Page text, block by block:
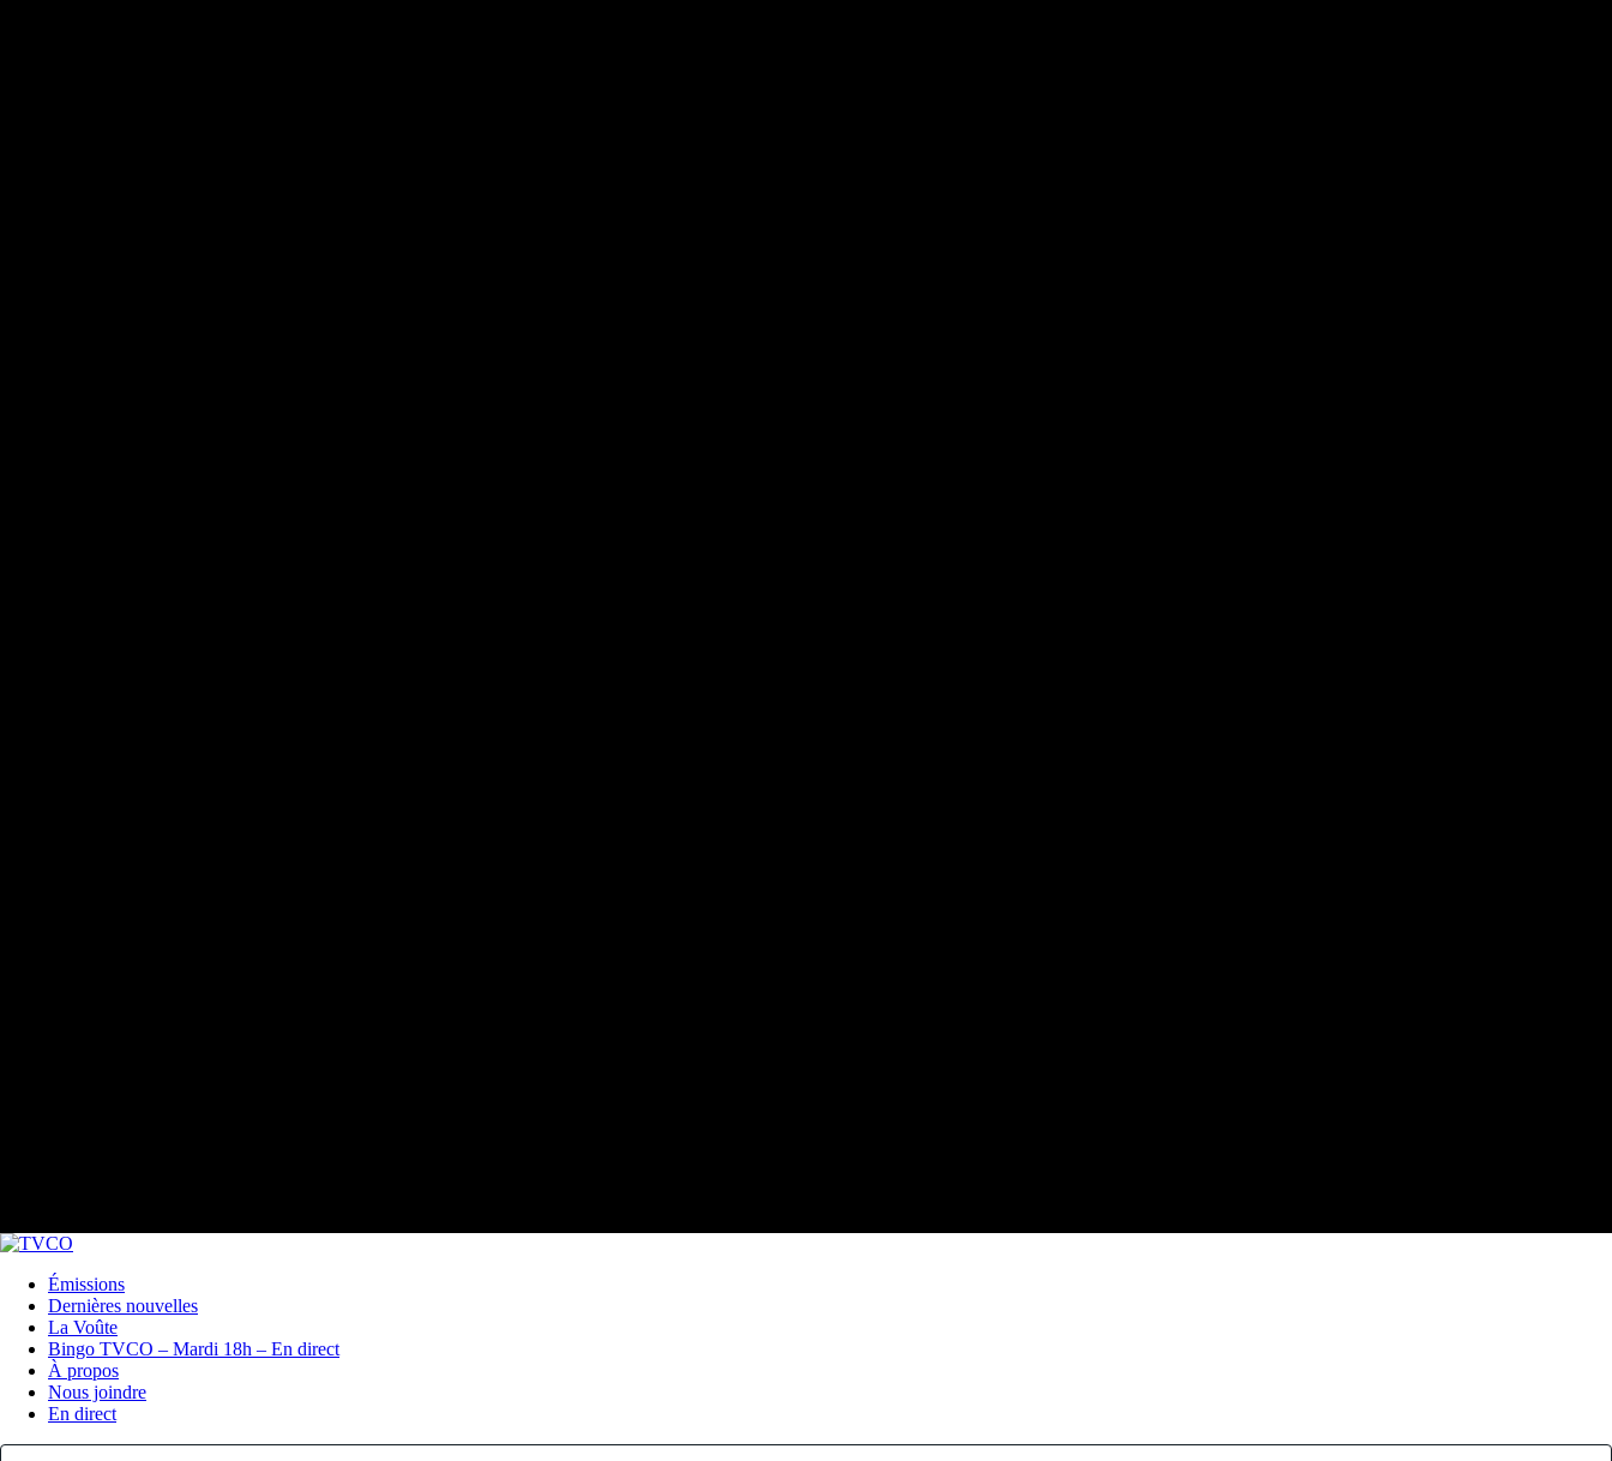
Émissions
Dernières nouvelles
La Voûte
Bingo TVCO – Mardi 18h – En direct
À propos
Nous joindre
En direct